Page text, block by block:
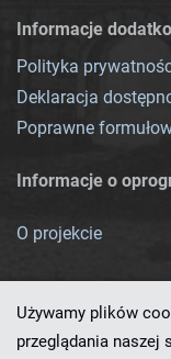
Informacje
Polityka
Deklaracja
Poprawne
Informacje o
O projekcie
Używamy plików
przeglądania naszej